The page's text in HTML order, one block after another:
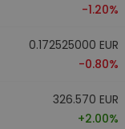
-1.20%
0.172525000 EUR
-0.80%
326.570 EUR
+2.00%